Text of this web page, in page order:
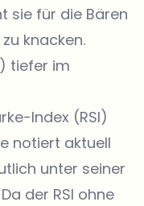
sie für die Bären
knacken.
tiefer im
Index (RSI)
notiert aktuell
unter seiner
Da der RSI ohne